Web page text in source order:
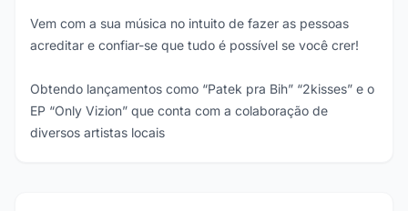
Vem com a sua música no intuito de fazer as pessoas
acreditar e confiar-se que tudo é possível se você crer!
Obtendo lançamentos como “Patek pra Bih” “2kisses” e o
EP “Only Vizion” que conta com a colaboração de
diversos artistas locais